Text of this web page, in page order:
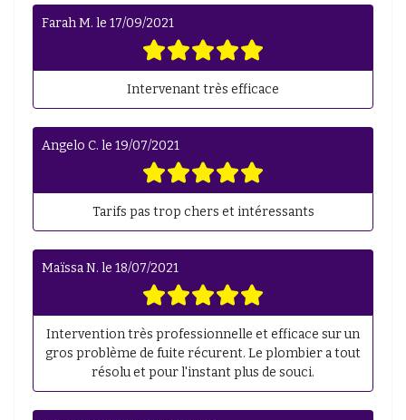
Farah M. le 17/09/2021
Intervenant très efficace
Angelo C. le 19/07/2021
Tarifs pas trop chers et intéressants
Maïssa N. le 18/07/2021
Intervention très professionnelle et efficace sur un
gros problème de fuite récurent. Le plombier a tout
résolu et pour l'instant plus de souci.